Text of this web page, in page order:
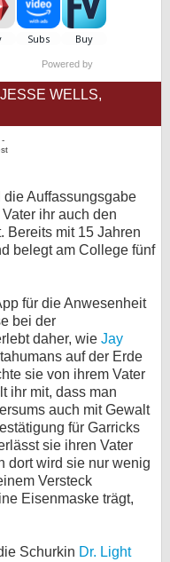
Powered by
WELLS,
Auffassungsgabe
ihr auch den
Bereits mit 15 Jahren
belegt am College fünf
für die Anwesenheit
bei der
daher, wie Jay
auf der Erde
sie von ihrem Vater
ihr mit, dass man
auch mit Gewalt
für Garricks
sie ihren Vater
dort wird sie nur wenig
Versteck
Eisenmaske trägt,
Schurkin Dr. Light
Einstellungen